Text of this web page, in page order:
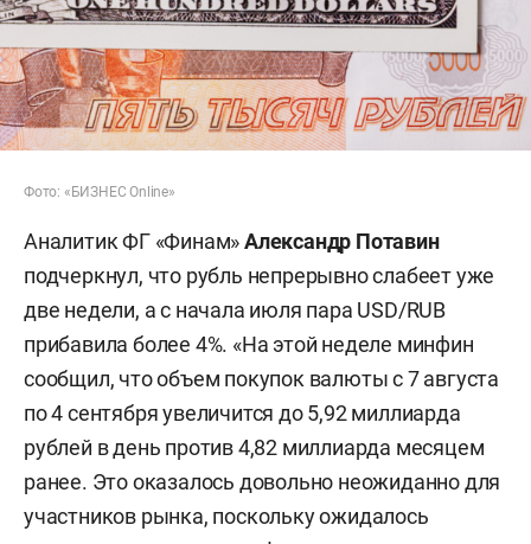
Фото: «БИЗНЕС Online»
Аналитик ФГ «Финам»Александр Потавин
подчеркнул, что рубль непрерывно слабеет уже
две недели, а с начала июля пара USD/RUB
прибавила более 4%. «На этой неделе минфин
сообщил, что объем покупок валюты с 7 августа
по 4 сентября увеличится до 5,92 миллиарда
рублей в день против 4,82 миллиарда месяцем
ранее. Это оказалось довольно неожиданно для
участников рынка, поскольку ожидалось